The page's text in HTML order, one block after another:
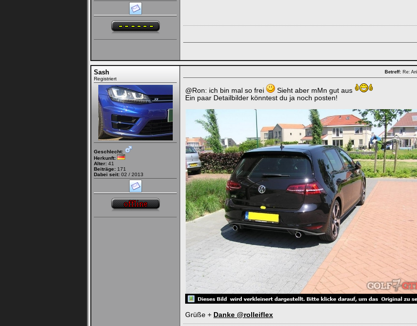
Sash
Registriert
Geschlecht:
Herkunft:
Alter: 41
Beiträge: 171
Dabei seit: 02 / 2013
Betreff: Re:
@Ron: ich bin mal so frei
Sieht aber mMn gut aus
Ein paar Detailbilder könntest du ja noch posten!
Grüße + Danke @rolleiflex